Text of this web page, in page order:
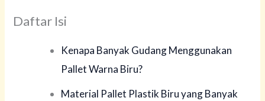
Daftar Isi
Kenapa Banyak Gudang Menggunakan
Pallet Warna Biru?
Material Pallet Plastik Biru yang Banyak